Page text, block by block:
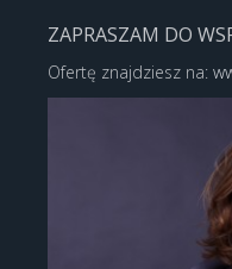
ZAPRASZAM DO
Ofertę znajdziesz na: